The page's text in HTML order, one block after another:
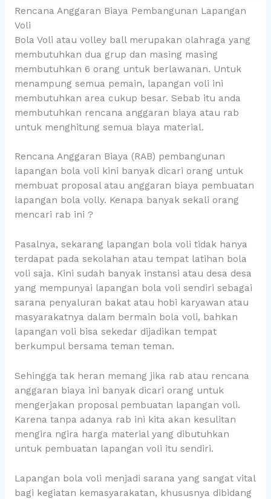
Rencana Anggaran Biaya Pembangunan Lapangan
Voli
Bola Voli atau volley ball merupakan olahraga yang
membutuhkan dua grup dan masing masing
membutuhkan 6 orang untuk berlawanan. Untuk
menampung semua pemain, lapangan voli ini
membutuhkan area cukup besar. Sebab itu anda
membutuhkan rencana anggaran biaya atau rab
untuk menghitung semua biaya material.
Rencana Anggaran Biaya (RAB) pembangunan
lapangan bola voli kini banyak dicari orang untuk
membuat proposal atau anggaran biaya pembuatan
lapangan bola volly. Kenapa banyak sekali orang
mencari rab ini ?
Pasalnya, sekarang lapangan bola voli tidak hanya
terdapat pada sekolahan atau tempat latihan bola
voli saja. Kini sudah banyak instansi atau desa desa
yang mempunyai lapangan bola voli sendiri sebagai
sarana penyaluran bakat atau hobi karyawan atau
masyarakatnya dalam bermain bola voli, bahkan
lapangan voli bisa sekedar dijadikan tempat
berkumpul bersama teman teman.
Sehingga tak heran memang jika rab atau rencana
anggaran biaya ini banyak dicari orang untuk
mengerjakan proposal pembuatan lapangan voli.
Karena tanpa adanya rab ini kita akan kesulitan
mengira ngira harga material yang dibutuhkan
untuk pembuatan lapangan voli itu sendiri.
Lapangan bola voli menjadi sarana yang sangat vital
bagi kegiatan kemasyarakatan, khususnya dibidang